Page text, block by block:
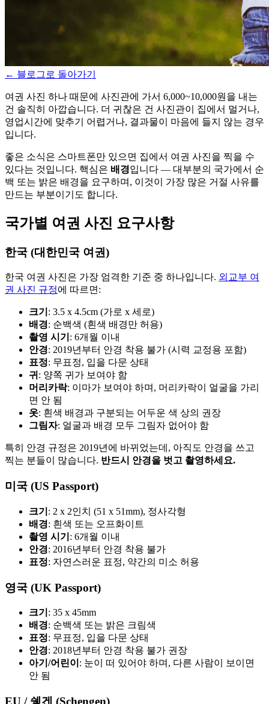
← 블로그로 돌아가기
여권 사진 하나 때문에 사진관에 가서 6,000~10,000원을 내는
건 솔직히 아깝습니다. 더 귀찮은 건 사진관이 집에서 멀거나,
영업시간에 맞추기 어렵거나, 결과물이 마음에 들지 않는 경우
입니다.
좋은 소식은 스마트폰만 있으면 집에서 여권 사진을 찍을 수
있다는 것입니다. 핵심은 배경입니다 — 대부분의 국가에서 순
백 또는 밝은 배경을 요구하며, 이것이 가장 많은 거절 사유를
만드는 부분이기도 합니다.
국가별 여권 사진 요구사항
한국 (대한민국 여권)
한국 여권 사진은 가장 엄격한 기준 중 하나입니다. 외교부 여
권 사진 규정에 따르면:
크기 : 3.5 x 4.5cm (가로 x 세로)
배경: 순백색 (흰색 배경만 허용)
촬영 시기 : 6개월 이내
안경: 2019년부터 안경 착용 불가 (시력 교정용 포함)
표정: 무표정, 입을 다문 상태
귀 : 양쪽 귀가 보여야 함
머리카락: 이마가 보여야 하며, 머리카락이 얼굴을 가리
면 안 됨
옷: 흰색 배경과 구분되는 어두운 색 상의 권장
그림자: 얼굴과 배경 모두 그림자 없어야 함
특히 안경 규정은 2019년에 바뀌었는데, 아직도 안경을 쓰고
찍는 분들이 많습니다. 반드시 안경을 벗고 촬영하세요.
미국 (US Passport)
크기 : 2 x 2인치 (51 x 51mm), 정사각형
배경: 흰색 또는 오프화이트
촬영 시기 : 6개월 이내
안경: 2016년부터 안경 착용 불가
표정: 자연스러운 표정, 약간의 미소 허용
영국 (UK Passport)
크기 : 35 x 45mm
배경: 순백색 또는 밝은 크림색
표정: 무표정, 입을 다문 상태
안경: 2018년부터 안경 착용 불가 권장
아기/어린이 : 눈이 떠 있어야 하며, 다른 사람이 보이면
안 됨
EU / 쉥겐 (Schengen)